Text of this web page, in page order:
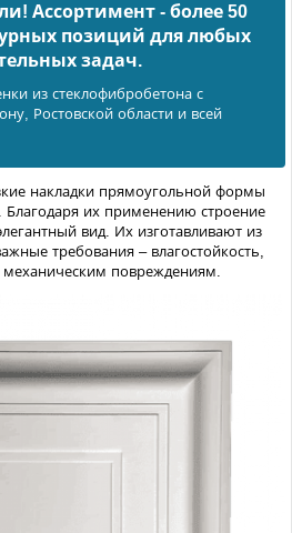
Ассортимент - более 50
позиций для любых
задач.
из стеклофибробетона с
Ростовской области и всей
накладки прямоугольной формы
Благодаря их применению строение
вид. Их изготавливают из
требования – влагостойкость,
повреждениям.